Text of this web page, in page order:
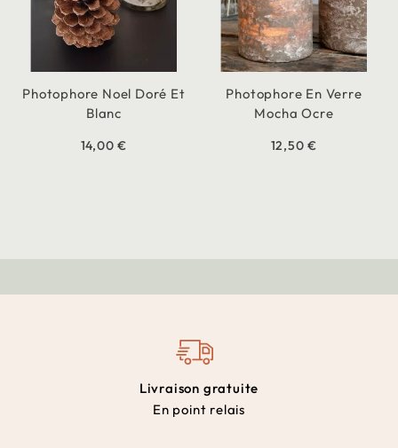
Photophore Noel Doré Et
Blanc
14,00 €
Photophore En Verre
Mocha Ocre
12,50 €
Livraison gratuite
En point relais